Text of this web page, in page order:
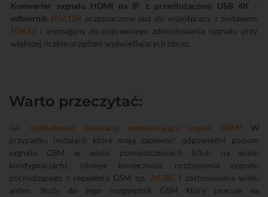
Konwerter sygnału HDMI na IP z przedłużaczem USB 4K -
odbiornik H3612R przeznaczony jest do współpracy z zestawem
H3612 i wymagany do poprawnego zdekodowania sygnału przy
większej liczbie urządzeń wyświetlających obraz.
Warto przeczytać:
Jak rozbudować instalację wzmacniającą sygnał GSM? W
przypadku instalacji które mają zapewnić odpowiedni poziom
sygnału GSM w wielu pomieszczeniach (i/lub na wielu
kondygnacjach), istnieje konieczność rozdzielenia sygnału
pochodzącego z repeatera GSM np. A6785 i zastosowania wielu
anten. Służy do tego rozgałęźnik GSM który pracuje na